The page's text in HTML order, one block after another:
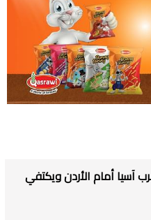
آسيا أمام الأردن ويكتفي